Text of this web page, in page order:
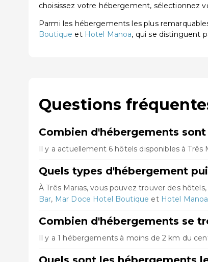
choisissez votre hébergement, sélectionnez
Parmi les hébergements les plus
Boutique et Hotel Manoa, qui se distinguent
Questions
Combien d'hébergements
Il y a actuellement 6 hôtels disponibles à
Quels types d'hébergement
À Três Marias, vous pouvez trouver des
Bar, Mar Doce Hotel Boutique et Hotel Manoa
Combien d'hébergements se
Il y a 1 hébergements à moins de 2 km du